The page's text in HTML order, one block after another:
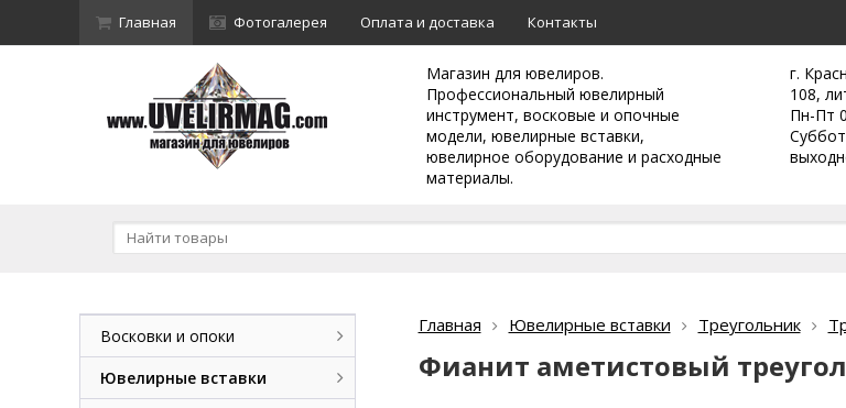
Главная Фотогалерея Оплата и доставка Контакты
Магазин для ювелиров.
Профессиональный ювелирный
инструмент, восковые и опочные
модели, ювелирные вставки,
ювелирное оборудование и расходные
материалы.
г.
108,
Пн-Пт
Главная Ювелирные вставки Треугольник
Фианит аметистовый
Восковки и опоки
Ювелирные вставки